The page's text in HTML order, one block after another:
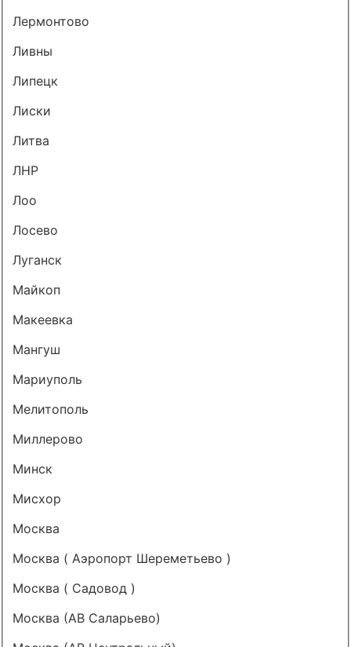
Лермонтово
Ливны
Липецк
Лиски
Литва
ЛНР
Лоо
Лосево
Луганск
Майкоп
Макеевка
Мангуш
Мариуполь
Мелитополь
Миллерово
Минск
Мисхор
Москва
Москва ( Аэропорт Шереметьево )
Москва ( Садовод )
Москва (АВ Саларьево)